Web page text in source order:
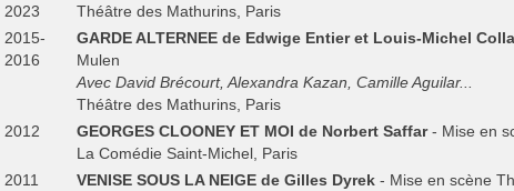
2023
Théâtre des Mathurins, Paris
2015-
2016
GARDE ALTERNEE de Edwige Entier et Louis-Michel Colla
Mulen
Avec David Brécourt, Alexandra Kazan, Camille Aguilar...
Théâtre des Mathurins, Paris
2012
GEORGES CLOONEY ET MOI de Norbert Saffar- Mise en
La Comédie Saint-Michel, Paris
2011
VENISE SOUS LA NEIGE de Gilles Dyrek - Mise en scène